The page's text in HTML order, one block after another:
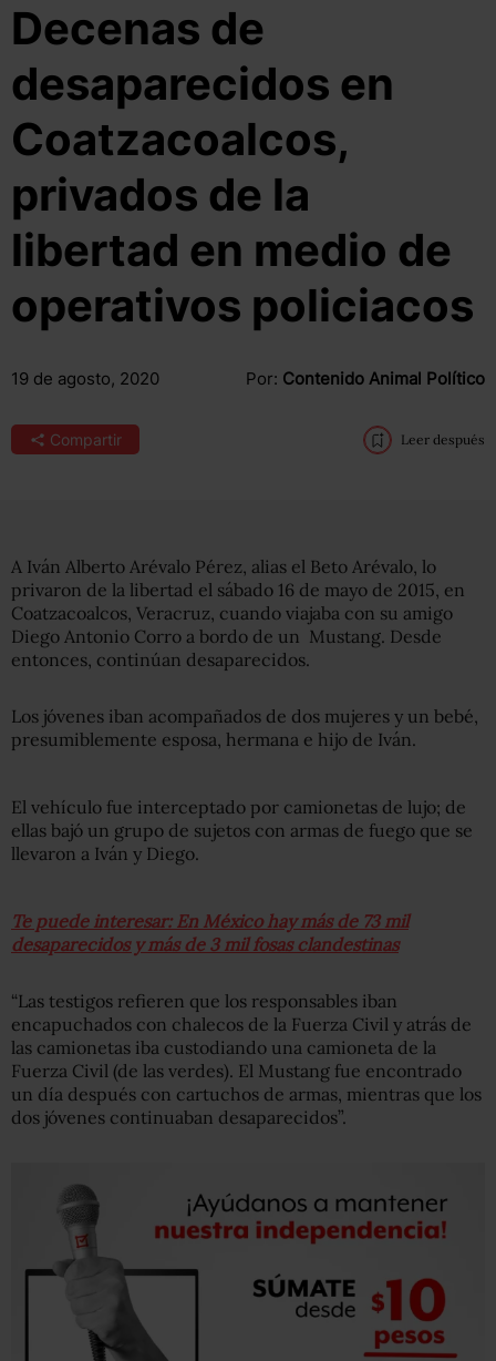
Decenas de
desaparecidos en
Coatzacoalcos,
privados de la
libertad en medio de
operativos policiacos
19 de agosto, 2020 Por: Contenido Animal Político
Compartir Leer después
A Iván Alberto Arévalo Pérez, alias el Beto Arévalo, lo
privaron de la libertad el sábado 16 de mayo de 2015, en
Coatzacoalcos, Veracruz, cuando viajaba con su amigo
Diego Antonio Corro a bordo de un Mustang. Desde
entonces, continúan desaparecidos.
Los jóvenes iban acompañados de dos mujeres y un bebé,
presumiblemente esposa, hermana e hijo de Iván.
El vehículo fue interceptado por camionetas de lujo; de
ellas bajó un grupo de sujetos con armas de fuego que se
llevaron a Iván y Diego.
Te puede interesar: En México hay más de 73 mil
desaparecidos y más de 3 mil fosas clandestinas
“Las testigos refieren que los responsables iban
encapuchados con chalecos de la Fuerza Civil y atrás de
las camionetas iba custodiando una camioneta de la
Fuerza Civil (de las verdes). El Mustang fue encontrado
un día después con cartuchos de armas, mientras que los
dos jóvenes continuaban desaparecidos”.